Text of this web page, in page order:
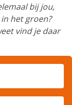
bij jou,
het groen?
vind je daar